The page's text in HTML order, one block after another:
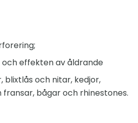
effekten av åldrande
blixtlås och nitar, kedjor,
bågar och rhinestones.